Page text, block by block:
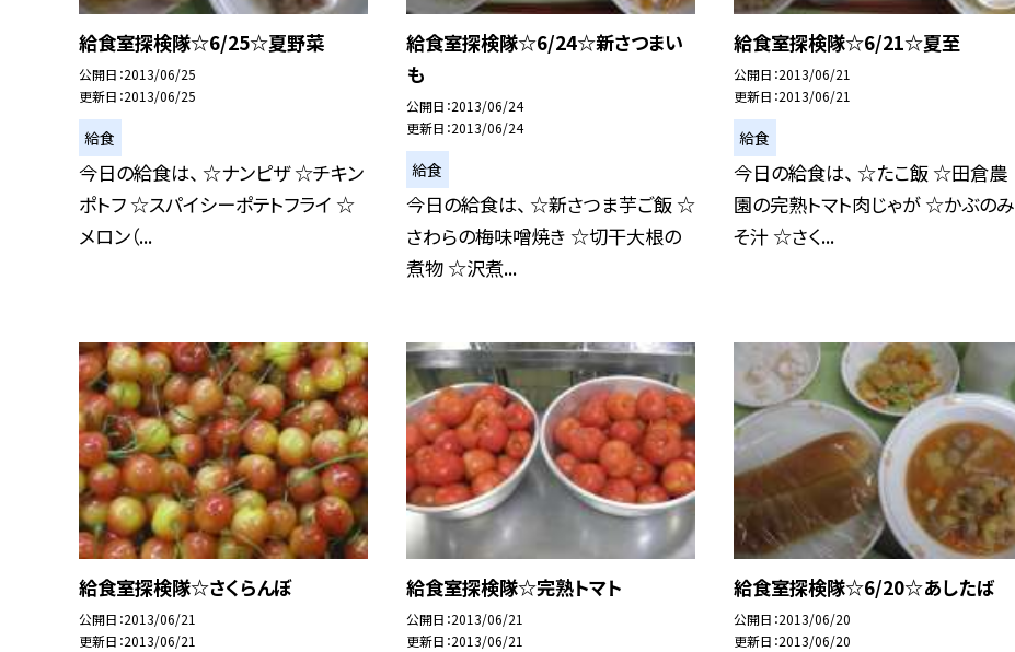
給食室探検隊☆6/25☆夏野菜
公開日 2013/06/25
更新日 2013/06/25
給食
今日の給食は、 ☆ナンピザ ☆チキン
ポトフ ☆スパイシーポテトフライ ☆
メロン（...
給食室探検隊☆6/24☆新さつまい
も
公開日 2013/06/24
更新日 2013/06/24
給食
今日の給食は、 ☆新さつま芋ご飯 ☆
さわらの梅味噌焼き ☆切干大根の
煮物 ☆沢煮...
給食室探検隊☆6/21☆夏至
公開日 2013/06/21
更新日 2013/06/21
給食
今日の給食は、 ☆たこ飯 ☆田倉農
園の完熟トマト肉じゃが ☆かぶのみ
そ汁 ☆さく...
給食室探検隊☆さくらんぼ
公開日 2013/06/21
更新日 2013/06/21
給食室探検隊☆完熟トマト
公開日 2013/06/21
更新日 2013/06/21
給食室探検隊☆6/20☆あしたば
公開日 2013/06/20
更新日 2013/06/20